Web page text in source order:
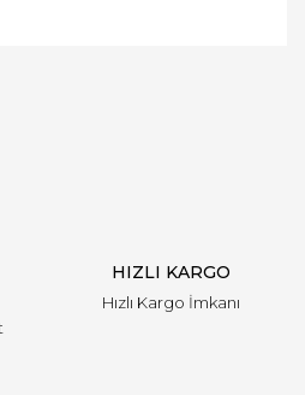
alternatifler olmalı.HIZLI KARGO
Hızlı Kargo İmkanı